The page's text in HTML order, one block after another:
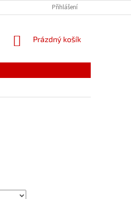
PODMÍNKY ZPRACOVÁNÍ OSOBNÍCH ÚDAJŮ
Přihlášení
NÁKUPNÍ
Prázdný košík